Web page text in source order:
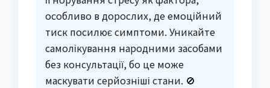
особливо в дорослих, де емоційний
тиск посилює симптоми. Уникайте
самолікування народними засобами
без консультації, бо це може
маскувати серйозніші стани. 🚫